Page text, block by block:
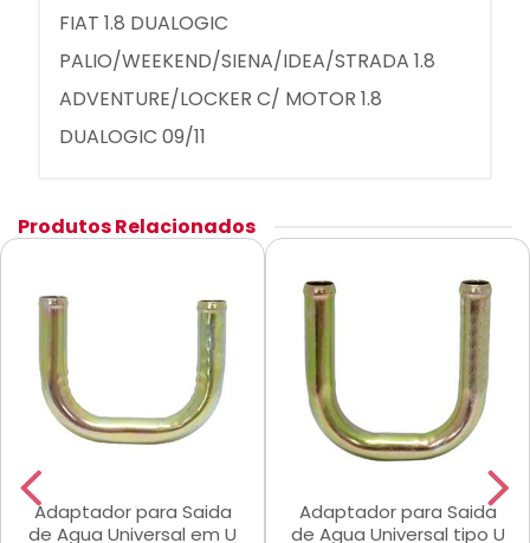
FIAT 1.8 DUALOGIC
PALIO/WEEKEND/SIENA/IDEA/STRADA 1.8
ADVENTURE/LOCKER C/ MOTOR 1.8
DUALOGIC 09/11
Produtos Relacionados
Adaptador para Saida
de Agua Universal em U
Adaptador para Saida
de Agua Universal tipo U